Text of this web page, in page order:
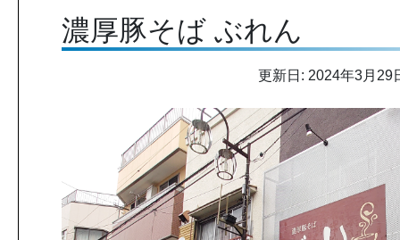
濃厚豚そば ぶれん
更新日: 2024年3月29